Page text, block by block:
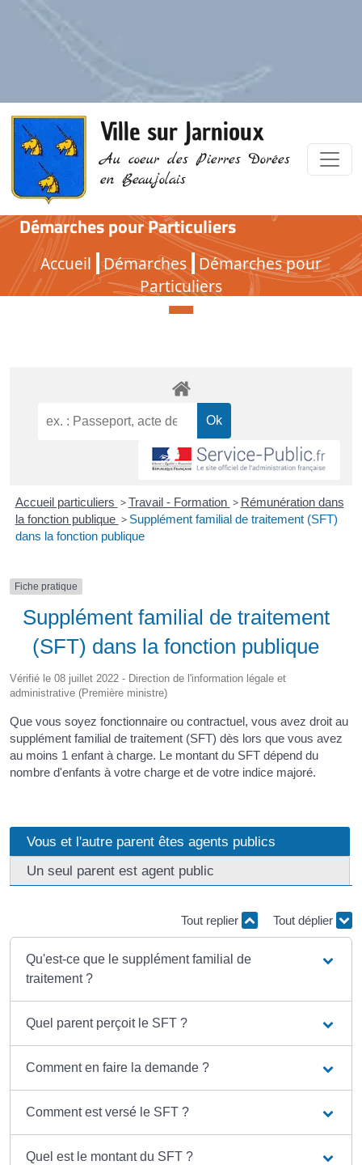
Ville sur Jarnioux
Au coeur des Pierres Dorées
en Beaujolais
Démarches pour Particuliers
Accueil Démarches Démarches pour
Particuliers
Démarches pour Particuliers
Accueil particuliers > Travail - Formation > Rémunération dans
la fonction publique > Supplément familial de traitement (SFT)
dans la fonction publique
Fiche pratique
Supplément familial de traitement
(SFT) dans la fonction publique
Vérifié le 08 juillet 2022 - Direction de l'information légale et
administrative (Première ministre)
Que vous soyez fonctionnaire ou contractuel, vous avez droit au
supplément familial de traitement (SFT) dès lors que vous avez
au moins 1 enfant à charge. Le montant du SFT dépend du
nombre d'enfants à votre charge et de votre indice majoré.
Vous et l'autre parent êtes agents publics
Un seul parent est agent public
Tout replier Tout déplier
Qu'est-ce que le supplément familial de
traitement ?
Quel parent perçoit le SFT ?
Comment en faire la demande ?
Comment est versé le SFT ?
Quel est le montant du SFT ?